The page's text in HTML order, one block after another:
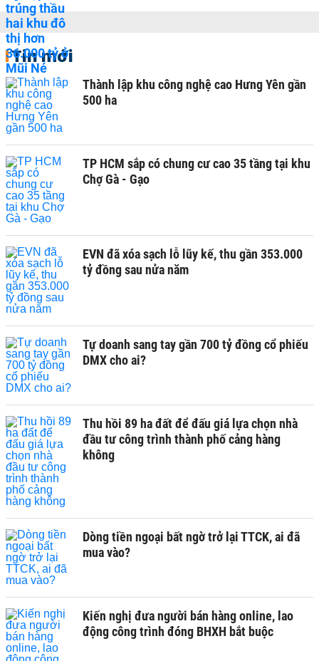
Tin mới
Thành lập khu công nghệ cao Hưng Yên gần
500 ha
TP HCM sắp có chung cư cao 35 tầng tại khu
Chợ Gà - Gạo
EVN đã xóa sạch lỗ lũy kế, thu gần 353.000
tỷ đồng sau nửa năm
Tự doanh sang tay gần 700 tỷ đồng cổ phiếu
DMX cho ai?
Thu hồi 89 ha đất để đấu giá lựa chọn nhà
đầu tư công trình thành phố cảng hàng
không
Dòng tiền ngoại bất ngờ trở lại TTCK, ai đã
mua vào?
Kiến nghị đưa người bán hàng online, lao
động công trình đóng BHXH bắt buộc